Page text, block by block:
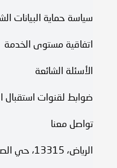
سياسة حماية البيانات
اتفاقية مستوى الخدمة​
الأسئلة الشائعة
ضوابط لقنوات استقبال
تواصل معنا
الرياض، 13315، حي الصحافة شارع العليا 7370 - 7298